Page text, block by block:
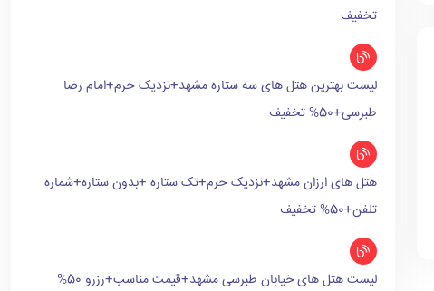
تخفیف
لیست بهترین هتل های سه ستاره مشهد+نزدیک حرم+امام رضا
طبرسی+50% تخفیف
هتل های ارزان مشهد+نزدیک حرم+تک ستاره +بدون ستاره+شماره
تلفن+50% تخفیف
لیست هتل های خیابان طبرسی مشهد+قیمت مناسب+رزرو 50%